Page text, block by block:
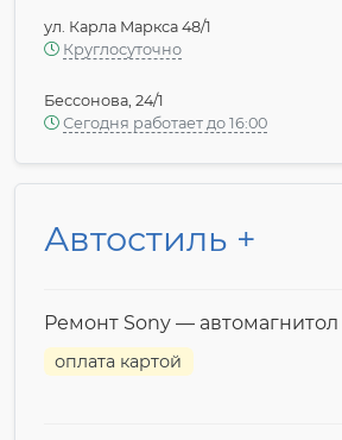
ул. Карла Маркса 48/1
Круглосуточно
Бессонова, 24/1
Сегодня работает до 16:00
Автостиль +
Ремонт Sony — автомагнитол
оплата картой